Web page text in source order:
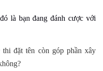
là bạn đang đánh cược với
đặt tên còn góp phần xây